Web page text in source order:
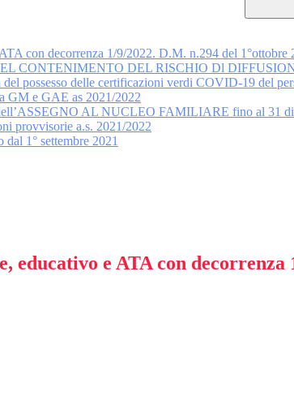
con decorrenza 1/9/2022. D.M. n.294 del
CONTENIMENTO DEL RISCHIO Dl
possesso delle certificazioni verdi COVID-19 del
GM e GAE as 2021/2022
AL NUCLEO FAMILIARE fino al 31
provvisorie a.s. 2021/2022
1° settembre 2021
educativo e ATA con